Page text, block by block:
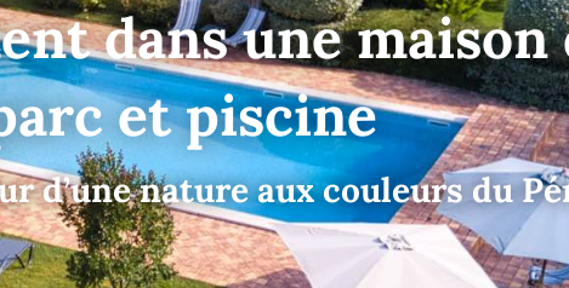
dans une maison
et piscine
d’une nature aux couleurs du